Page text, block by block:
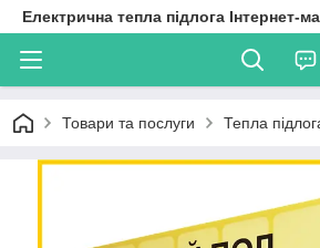
Електрична тепла підлога Інтернет-
Товари та послуги Тепла